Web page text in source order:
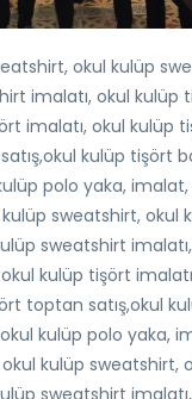
okul kulüp
imalatı, okul
imalatı, okul
kulüp tişört
polo yaka,
kulüp sweatshirt,
sweatshirt
kulüp tişört
toptan satış,okul
kulüp polo yaka,
okul kulüp